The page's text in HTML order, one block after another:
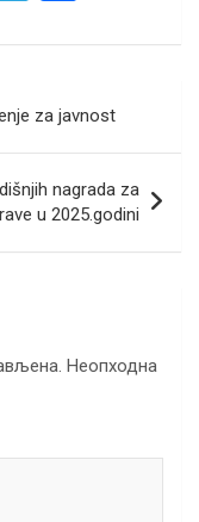
e
gr
a
m
ar
za javnost
nagrada za
u 2025.godini
Неопходна